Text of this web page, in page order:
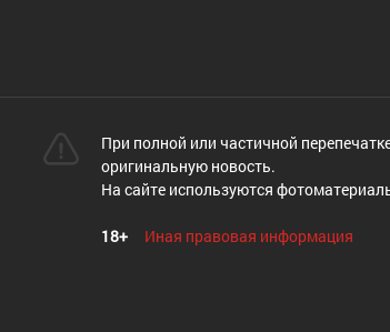
При полной или частичной
оригинальную новость.
На сайте используются
18+ Иная правовая информация